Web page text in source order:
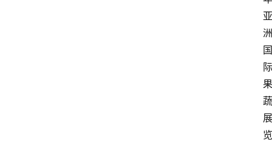
亚
洲
国
际
果
蔬
展
览